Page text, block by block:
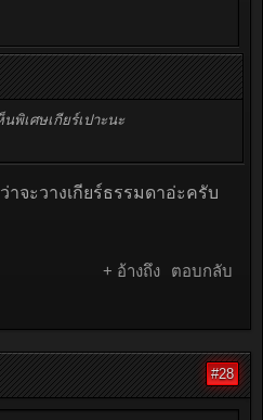
พิเศษเกียร์เปาะนะ
จะวางเกียร์ธรรมดาอ่ะครับ
+ อ้างถึง ตอบกลับ
#28